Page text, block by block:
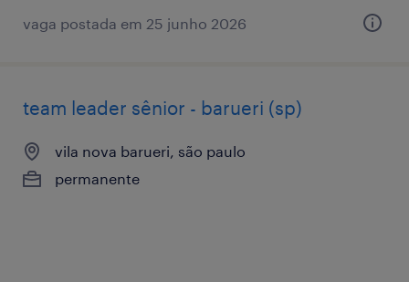
vaga postada em 25 junho 2026
team leader sênior - barueri (sp)
vila nova barueri, são paulo
permanente